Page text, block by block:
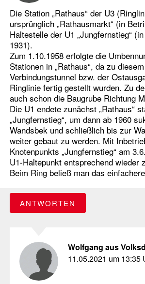
Die Station „Rathaus“ der U3
ursprünglich „Rathausmarkt“ (in
Haltestelle der U1 „Jungfernstieg“
1931).
Zum 1.10.1958 erfolgte die
Stationen in „Rathaus“, da zu
Verbindungstunnel bzw. der
Ringlinie fertig gestellt wurden. Zu
auch schon die Baugrube Richtung
Die U1 endete zunächst „Rathaus“
„Jungfernstieg“, um dann ab 1960
Wandsbek und schließlich bis zur
weiter gebaut zu werden. Mit
Knotenpunkts „Jungfernstieg“ am
U1-Haltepunkt entsprechend wieder
Beim Ring beließ man das
ANTWORTEN
Wolfgang aus
11.05.2021 um 13:35